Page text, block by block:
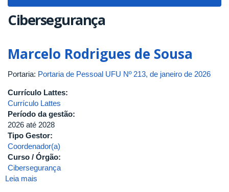
Cibersegurança
Marcelo Rodrigues de Sousa
Portaria: Portaria de Pessoal UFU Nº 213, de janeiro de 2026
Currículo Lattes:
Currículo Lattes
Período da gestão:
2026 até 2028
Tipo Gestor:
Coordenador(a)
Curso / Órgão:
Cibersegurança
Leia mais